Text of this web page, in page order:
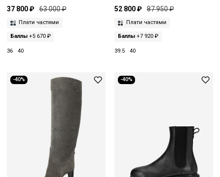
37 800 ₽ 63 000 ₽
Плати частями
Баллы +5 670 ₽
36 40
52 800 ₽ 87 950 ₽
Плати частями
Баллы+7 920 ₽
39.5 40
-40% -40%